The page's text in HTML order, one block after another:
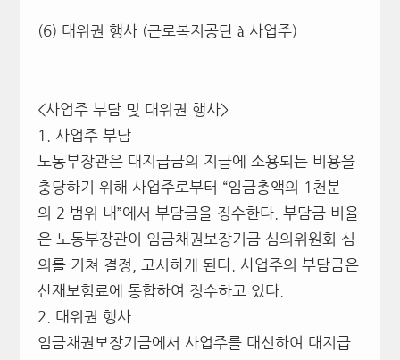
(6) 대위권 행사 (근로복지공단 à 사업주)
<사업주 부담 및 대위권 행사>
1. 사업주 부담
노동부장관은 대지급금의 지급에 소용되는 비용을
충당하기 위해 사업주로부터 “임금총액의 1천분
의 2 범위 내”에서 부담금을 징수한다. 부담금 비율
은 노동부장관이 임금채권보장기금 심의위원회 심
의를 거쳐 결정, 고시하게 된다. 사업주의 부담금은
산재보험료에 통합하여 징수하고 있다.
2. 대위권 행사
임금채권보장기금에서 사업주를 대신하여 대지급